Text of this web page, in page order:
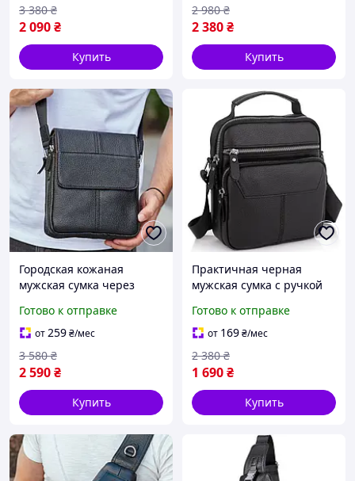
2 090₴
3 380 ₴
Купить
2 380₴
2 980 ₴
Купить
Городская кожаная
мужская сумка через
ключей модный черный
мессенджер для
документов
Готово к отправке
от259₴/мес
2 590₴
3 580 ₴
Купить
Практичная черная
мужская сумка с ручкой
компактная кожаная
барсетка на плечо
Готово к отправке
от 169₴/мес
1 690₴
2 380 ₴
Купить